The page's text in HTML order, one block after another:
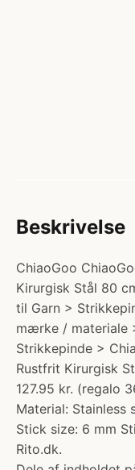
Beskrivelse
ChiaoGoo
Kirurgisk Stål 80
til Garn >
mærke / materiale
Strikkepinde >
Rustfrit Kirurgisk
127.95 kr. (regalo
Material: Stainless
Stick size: 6 mm
Rito.dk.